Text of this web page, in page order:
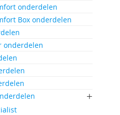
onderdelen
Box onderdelen
onderdelen